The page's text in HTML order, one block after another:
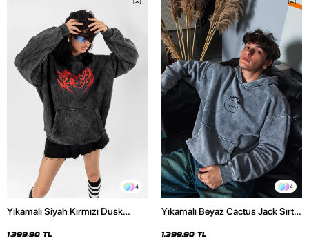
4
Yıkamalı Siyah Kırmızı Dusk
1.399,90 TL
4
Yıkamalı Beyaz Cactus Jack Sırt
1.399,90 TL